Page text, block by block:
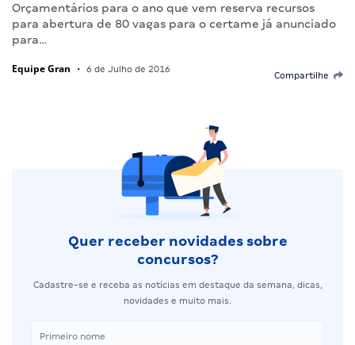
Orçamentários para o ano que vem reserva recursos
para abertura de 80 vagas para o certame já anunciado
para…
Equipe Gran • 6 de Julho de 2016
Compartilhe
Quer receber novidades sobre
concursos?
Cadastre-se e receba as notícias em destaque da semana, dicas,
novidades e muito mais.